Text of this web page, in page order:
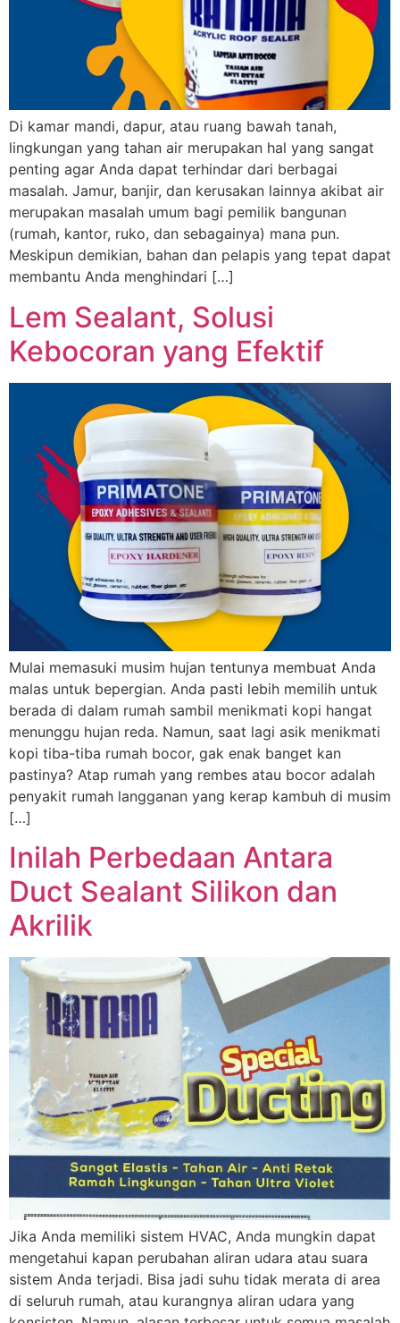
Di kamar mandi, dapur, atau ruang bawah tanah,
lingkungan yang tahan air merupakan hal yang sangat
penting agar Anda dapat terhindar dari berbagai
masalah. Jamur, banjir, dan kerusakan lainnya akibat air
merupakan masalah umum bagi pemilik bangunan
(rumah, kantor, ruko, dan sebagainya) mana pun.
Meskipun demikian, bahan dan pelapis yang tepat dapat
membantu Anda menghindari […]
Lem Sealant, Solusi
Kebocoran yang Efektif
Mulai memasuki musim hujan tentunya membuat Anda
malas untuk bepergian. Anda pasti lebih memilih untuk
berada di dalam rumah sambil menikmati kopi hangat
menunggu hujan reda. Namun, saat lagi asik menikmati
kopi tiba-tiba rumah bocor, gak enak banget kan
pastinya? Atap rumah yang rembes atau bocor adalah
penyakit rumah langganan yang kerap kambuh di musim
[…]
Inilah Perbedaan Antara
Duct Sealant Silikon dan
Akrilik
Jika Anda memiliki sistem HVAC, Anda mungkin dapat
mengetahui kapan perubahan aliran udara atau suara
sistem Anda terjadi. Bisa jadi suhu tidak merata di area
di seluruh rumah, atau kurangnya aliran udara yang